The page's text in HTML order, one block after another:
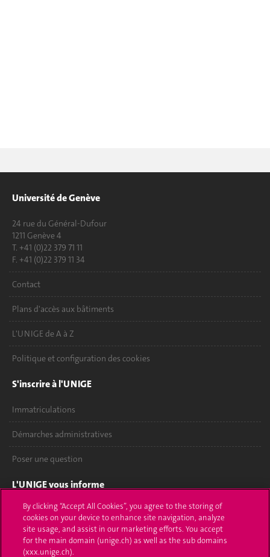
Université de Genève
24 rue du Général-Dufour
1211 Genève 4
T. +41 (0)22 379 71 11
F. +41 (0)22 379 11 34
Contact
Plans d'accès aux bâtiments
L'UNIGE de A à Z
Politique et configuration des cookies
S'inscrire à l'UNIGE
Immatriculations
Démarches administratives
Poser une question
L'UNIGE vous informe
UNIGE Mobile
Médias
By clicking “Accept All Cookies”, you agree to the storing of
cookies on your device to enhance site navigation, analyze
site usage, and assist in our marketing efforts. You accept
for the main domain (unige.ch) as well as the sub domains
(xxx.unige.ch).